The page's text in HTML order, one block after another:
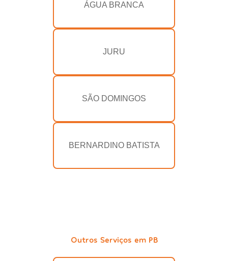
ÁGUA BRANCA
JURU
SÃO DOMINGOS
BERNARDINO BATISTA
Outros Serviços em PB